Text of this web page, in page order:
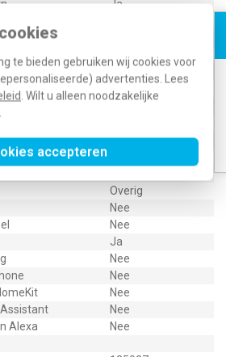
te bieden gebruiken wij cookies voor
advertenties. Lees
. Wilt u alleen noodzakelijke
accepteren
Ja
Nee
Ja
Overig
Nee
Nee
Ja
Nee
Nee
Nee
Nee
Alexa
Nee